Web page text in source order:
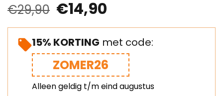
€29,90 €14,90
15% KORTING met code:
ZOMER26
Alleen geldig t/m eind augustus